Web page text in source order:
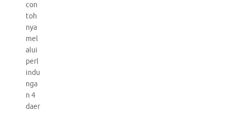
con
toh
nya
mel
alui
perl
indu
nga
n 4
daer